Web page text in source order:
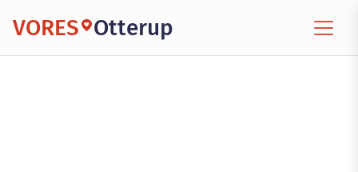
VORES Otterup